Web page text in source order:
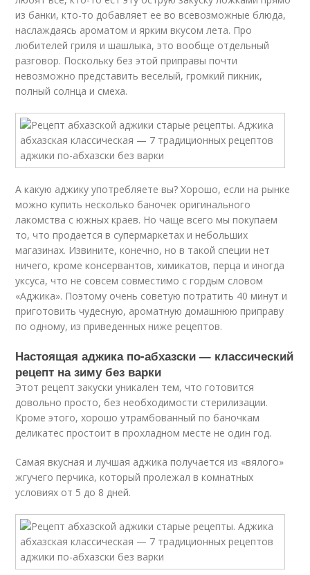
из банки, кто-то добавляет ее во всевозможные блюда,
наслаждаясь ароматом и ярким вкусом лета. Про
любителей гриля и шашлыка, это вообще отдельный
разговор. Поскольку без этой приправы почти
невозможно представить веселый, громкий пикник,
полный солнца и смеха.
А какую аджику употребляете вы? Хорошо, если на рынке
можно купить несколько баночек оригинального
лакомства с южных краев. Но чаще всего мы покупаем
то, что продается в супермаркетах и небольших
магазинах. Извините, конечно, но в такой специи нет
ничего, кроме консервантов, химикатов, перца и иногда
уксуса, что не совсем совместимо с гордым словом
«Аджика». Поэтому очень советую потратить 40 минут и
приготовить чудесную, ароматную домашнюю приправу
по одному, из приведенных ниже рецептов.
Настоящая аджика по-абхазски — классический
рецепт на зиму без варки
Этот рецепт закуски уникален тем, что готовится
довольно просто, без необходимости стерилизации.
Кроме этого, хорошо утрамбованный по баночкам
деликатес простоит в прохладном месте не один год.
Самая вкусная и лучшая аджика получается из «вялого»
жгучего перчика, который пролежал в комнатных
условиях от 5 до 8 дней.